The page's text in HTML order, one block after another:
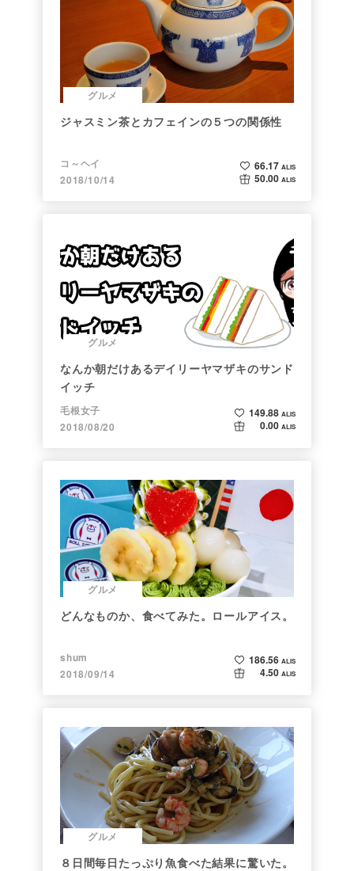
グルメ
ジャスミン茶とカフェインの５つの関係性
コ～ヘイ
2018/10/14
66.17 ALIS
50.00 ALIS
グルメ
なんか朝だけあるデイリーヤマザキのサンド
イッチ
毛根女子
2018/08/20
149.88 ALIS
0.00 ALIS
グルメ
どんなものか、食べてみた。ロールアイス。
shum
2018/09/14
186.56 ALIS
4.50 ALIS
グルメ
８日間毎日たっぷり魚食べた結果に驚いた。